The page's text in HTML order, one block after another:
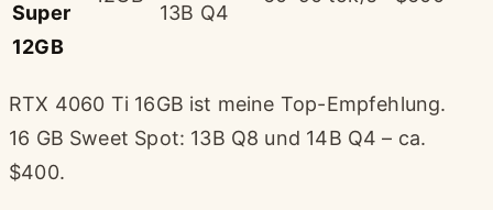
Super
12GB
13B Q4
RTX 4060 Ti 16GB ist meine Top-Empfehlung.
16 GB Sweet Spot: 13B Q8 und 14B Q4 – ca.
$400.